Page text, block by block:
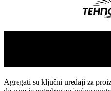
Agregati su ključni uređaji za